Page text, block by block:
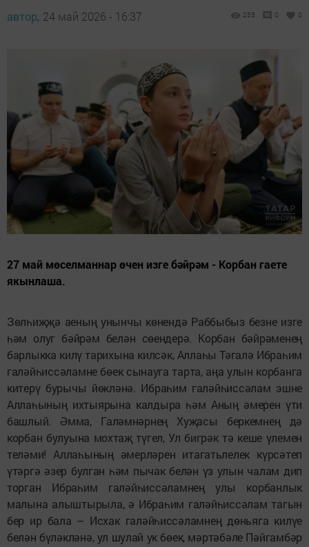
автор, 24 май 2026 - 16:37 255 0 0
27 май мөселманнар өчен изге бәйрәм - Корбан гаете
якынлаша.
Зөлһиҗҗә аеның унынчы көнендә Раббыбыз безне изге
һәм олуг бәйрәм белән сөендерә. Корбан бәйрәменең
барлыкка килү тарихына килсәк, Аллаһы Тәгалә Ибраһим
галәйһиссәламне бөек сынауга тарта, аңа улын корбанга
китерү бурычы йөкләнә. Ибраһим галәйһиссәлам эшне
Аллаһының ихтыярына калдыра һәм Аның әмерен үти
башлый. Әмма, Галәмнәрнең Хуҗасы беркемнең дә
корбан булуына мохтаҗ түгел, Ул бигрәк тә кеше үлемен
теләми! Аллаһының әмерләрен итагатьлелек күрсәтеп
үтәргә әзер булган һәм пычак белән үз улын чалам дип
торган Ибраһим галәйһиссәламнең улы корбанлык
малына алыштырыла, ә Ибраһим галәйһиссәлам тагын
бер ир бала – Исхак галәйһиссәламнең дөньяга килүе
белән бүләкләнә, ул шулай ук бөек, мәртәбәле Пәйгамбәр